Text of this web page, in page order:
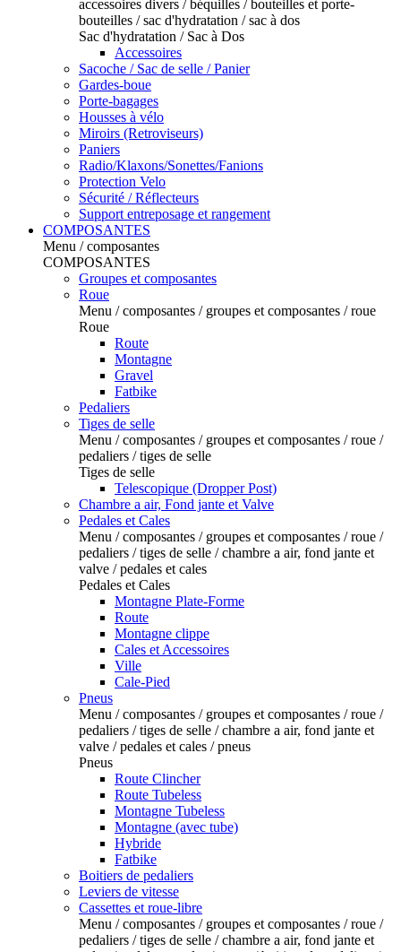
accessoires divers / béquilles / bouteilles et porte-
bouteilles / sac d'hydratation / sac à dos
Sac d'hydratation / Sac à Dos
Accessoires
Sacoche / Sac de selle / Panier
Gardes-boue
Porte-bagages
Housses à vélo
Miroirs (Retroviseurs)
Paniers
Radio/Klaxons/Sonettes/Fanions
Protection Velo
Sécurité / Réflecteurs
Support entreposage et rangement
COMPOSANTES
Menu / composantes
COMPOSANTES
Groupes et composantes
Roue
Menu / composantes / groupes et composantes / roue
Roue
Route
Montagne
Gravel
Fatbike
Pedaliers
Tiges de selle
Menu / composantes / groupes et composantes / roue /
pedaliers / tiges de selle
Tiges de selle
Telescopique (Dropper Post)
Chambre a air, Fond jante et Valve
Pedales et Cales
Menu / composantes / groupes et composantes / roue /
pedaliers / tiges de selle / chambre a air, fond jante et
valve / pedales et cales
Pedales et Cales
Montagne Plate-Forme
Route
Montagne clippe
Cales et Accessoires
Ville
Cale-Pied
Pneus
Menu / composantes / groupes et composantes / roue /
pedaliers / tiges de selle / chambre a air, fond jante et
valve / pedales et cales / pneus
Pneus
Route Clincher
Route Tubeless
Montagne Tubeless
Montagne (avec tube)
Hybride
Fatbike
Boitiers de pedaliers
Leviers de vitesse
Cassettes et roue-libre
Menu / composantes / groupes et composantes / roue /
pedaliers / tiges de selle / chambre a air, fond jante et